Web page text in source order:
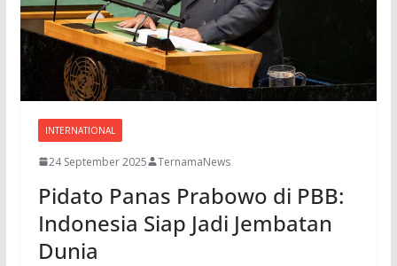
INTERNATIONAL
24 September 2025 TernamaNews
Pidato Panas Prabowo di PBB:
Indonesia Siap Jadi Jembatan
Dunia